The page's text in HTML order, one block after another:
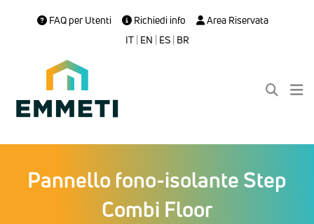
FAQ per Utenti Richiedi info
Area Riservata
IT| EN | ES| BR
Pannello fono-isolante Step
Combi Floor